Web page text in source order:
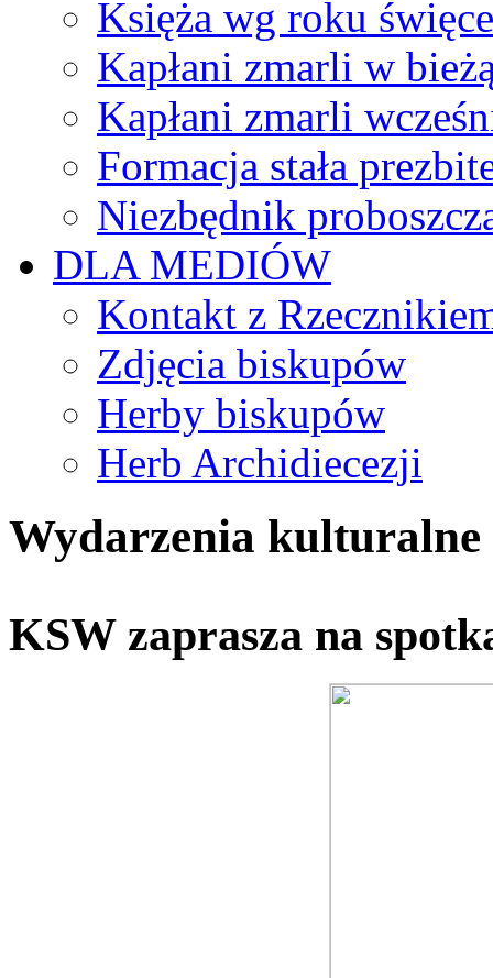
Księża wg roku
Kapłani zmarli w
Kapłani zmarli
Formacja stała
Niezbędnik
DLA MEDIÓW
Kontakt z
Zdjęcia biskupów
Herby biskupów
Herb Archidiecezji
Wydarzenia kulturalne
KSW zaprasza na